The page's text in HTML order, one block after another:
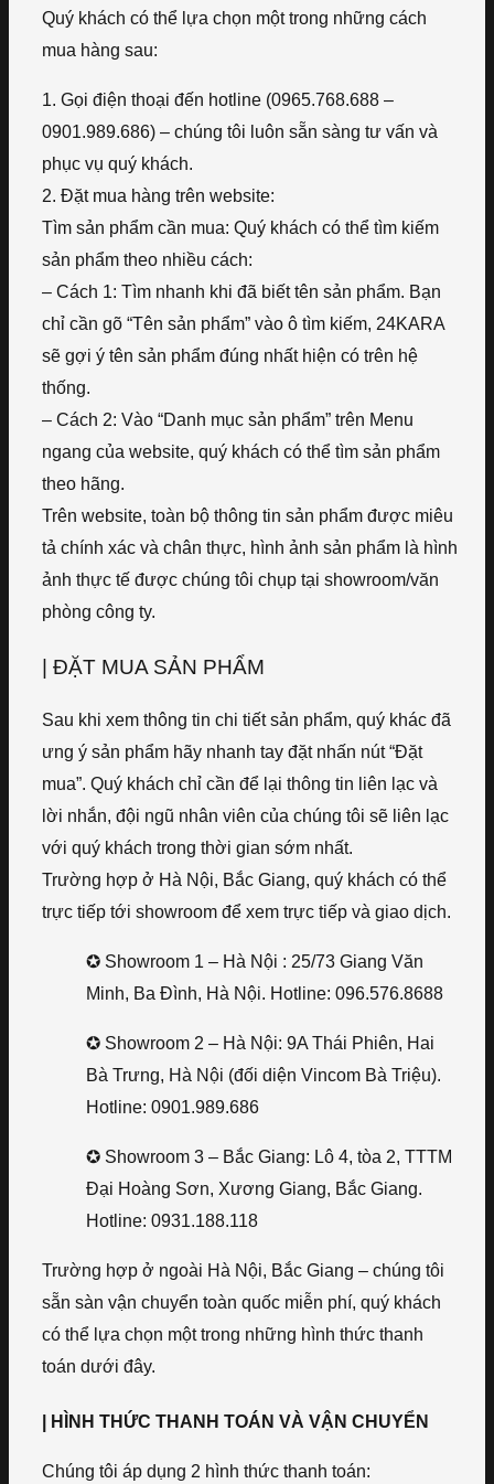
Quý khách có thể lựa chọn một trong những cách
mua hàng sau:
1. Gọi điện thoại đến hotline (0965.768.688 –
0901.989.686) – chúng tôi luôn sẵn sàng tư vấn và
phục vụ quý khách.
2. Đặt mua hàng trên website:
Tìm sản phẩm cần mua: Quý khách có thể tìm kiếm
sản phẩm theo nhiều cách:
– Cách 1: Tìm nhanh khi đã biết tên sản phẩm. Bạn
chỉ cần gõ “Tên sản phẩm” vào ô tìm kiếm, 24KARA
sẽ gợi ý tên sản phẩm đúng nhất hiện có trên hệ
thống.
– Cách 2: Vào “Danh mục sản phẩm” trên Menu
ngang của website, quý khách có thể tìm sản phẩm
theo hãng.
Trên website, toàn bộ thông tin sản phẩm được miêu
tả chính xác và chân thực, hình ảnh sản phẩm là hình
ảnh thực tế được chúng tôi chụp tại showroom/văn
phòng công ty.
| ĐẶT MUA SẢN PHẨM
Sau khi xem thông tin chi tiết sản phẩm, quý khác đã
ưng ý sản phẩm hãy nhanh tay đặt nhấn nút “Đặt
mua”. Quý khách chỉ cần để lại thông tin liên lạc và
lời nhắn, đội ngũ nhân viên của chúng tôi sẽ liên lạc
với quý khách trong thời gian sớm nhất.
Trường hợp ở Hà Nội, Bắc Giang, quý khách có thể
trực tiếp tới showroom để xem trực tiếp và giao dịch.
✪ Showroom 1 – Hà Nội : 25/73 Giang Văn
Minh, Ba Đình, Hà Nội. Hotline: 096.576.8688
✪ Showroom 2 – Hà Nội: 9A Thái Phiên, Hai
Bà Trưng, Hà Nội (đối diện Vincom Bà Triệu).
Hotline: 0901.989.686
✪ Showroom 3 – Bắc Giang: Lô 4, tòa 2, TTTM
Đại Hoàng Sơn, Xương Giang, Bắc Giang.
Hotline: 0931.188.118
Trường hợp ở ngoài Hà Nội, Bắc Giang – chúng tôi
sẵn sàn vận chuyển toàn quốc miễn phí, quý khách
có thể lựa chọn một trong những hình thức thanh
toán dưới đây.
| HÌNH THỨC THANH TOÁN VÀ VẬN CHUYỂN
Chúng tôi áp dụng 2 hình thức thanh toán: